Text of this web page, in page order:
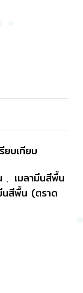
ยบเทียบ
, เมลามีนสีพื้น
นสีพื้น (ตราด